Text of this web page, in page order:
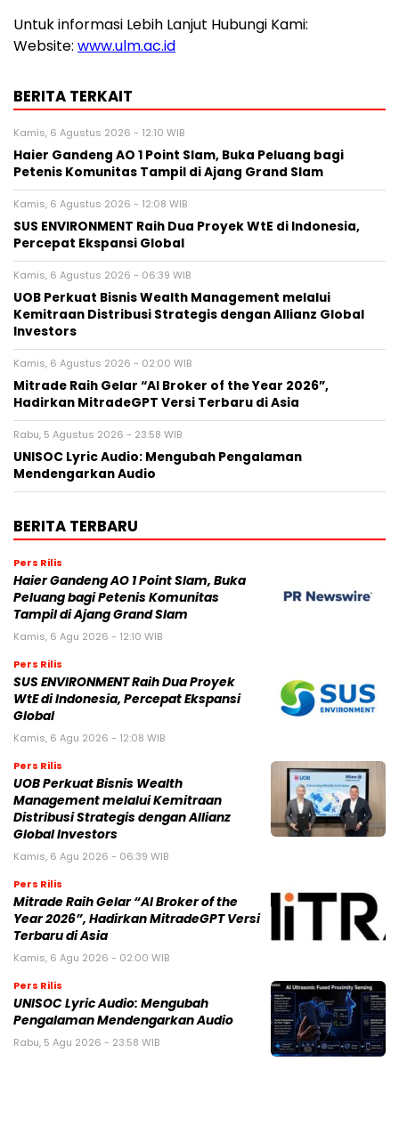
Untuk informasi Lebih Lanjut Hubungi Kami:
Website: www.ulm.ac.id
BERITA TERKAIT
Kamis, 6 Agustus 2026 - 12:10 WIB
Haier Gandeng AO 1 Point Slam, Buka Peluang bagi
Petenis Komunitas Tampil di Ajang Grand Slam
Kamis, 6 Agustus 2026 - 12:08 WIB
SUS ENVIRONMENT Raih Dua Proyek WtE di Indonesia,
Percepat Ekspansi Global
Kamis, 6 Agustus 2026 - 06:39 WIB
UOB Perkuat Bisnis Wealth Management melalui
Kemitraan Distribusi Strategis dengan Allianz Global
Investors
Kamis, 6 Agustus 2026 - 02:00 WIB
Mitrade Raih Gelar “AI Broker of the Year 2026”,
Hadirkan MitradeGPT Versi Terbaru di Asia
Rabu, 5 Agustus 2026 - 23:58 WIB
UNISOC Lyric Audio: Mengubah Pengalaman
Mendengarkan Audio
BERITA TERBARU
Pers Rilis
Haier Gandeng AO 1 Point Slam, Buka
Peluang bagi Petenis Komunitas
Tampil di Ajang Grand Slam
Kamis, 6 Agu 2026 - 12:10 WIB
Pers Rilis
SUS ENVIRONMENT Raih Dua Proyek
WtE di Indonesia, Percepat Ekspansi
Global
Kamis, 6 Agu 2026 - 12:08 WIB
Pers Rilis
UOB Perkuat Bisnis Wealth
Management melalui Kemitraan
Distribusi Strategis dengan Allianz
Global Investors
Kamis, 6 Agu 2026 - 06:39 WIB
Pers Rilis
Mitrade Raih Gelar “AI Broker of the
Year 2026”, Hadirkan MitradeGPT Versi
Terbaru di Asia
Kamis, 6 Agu 2026 - 02:00 WIB
Pers Rilis
UNISOC Lyric Audio: Mengubah
Pengalaman Mendengarkan Audio
Rabu, 5 Agu 2026 - 23:58 WIB